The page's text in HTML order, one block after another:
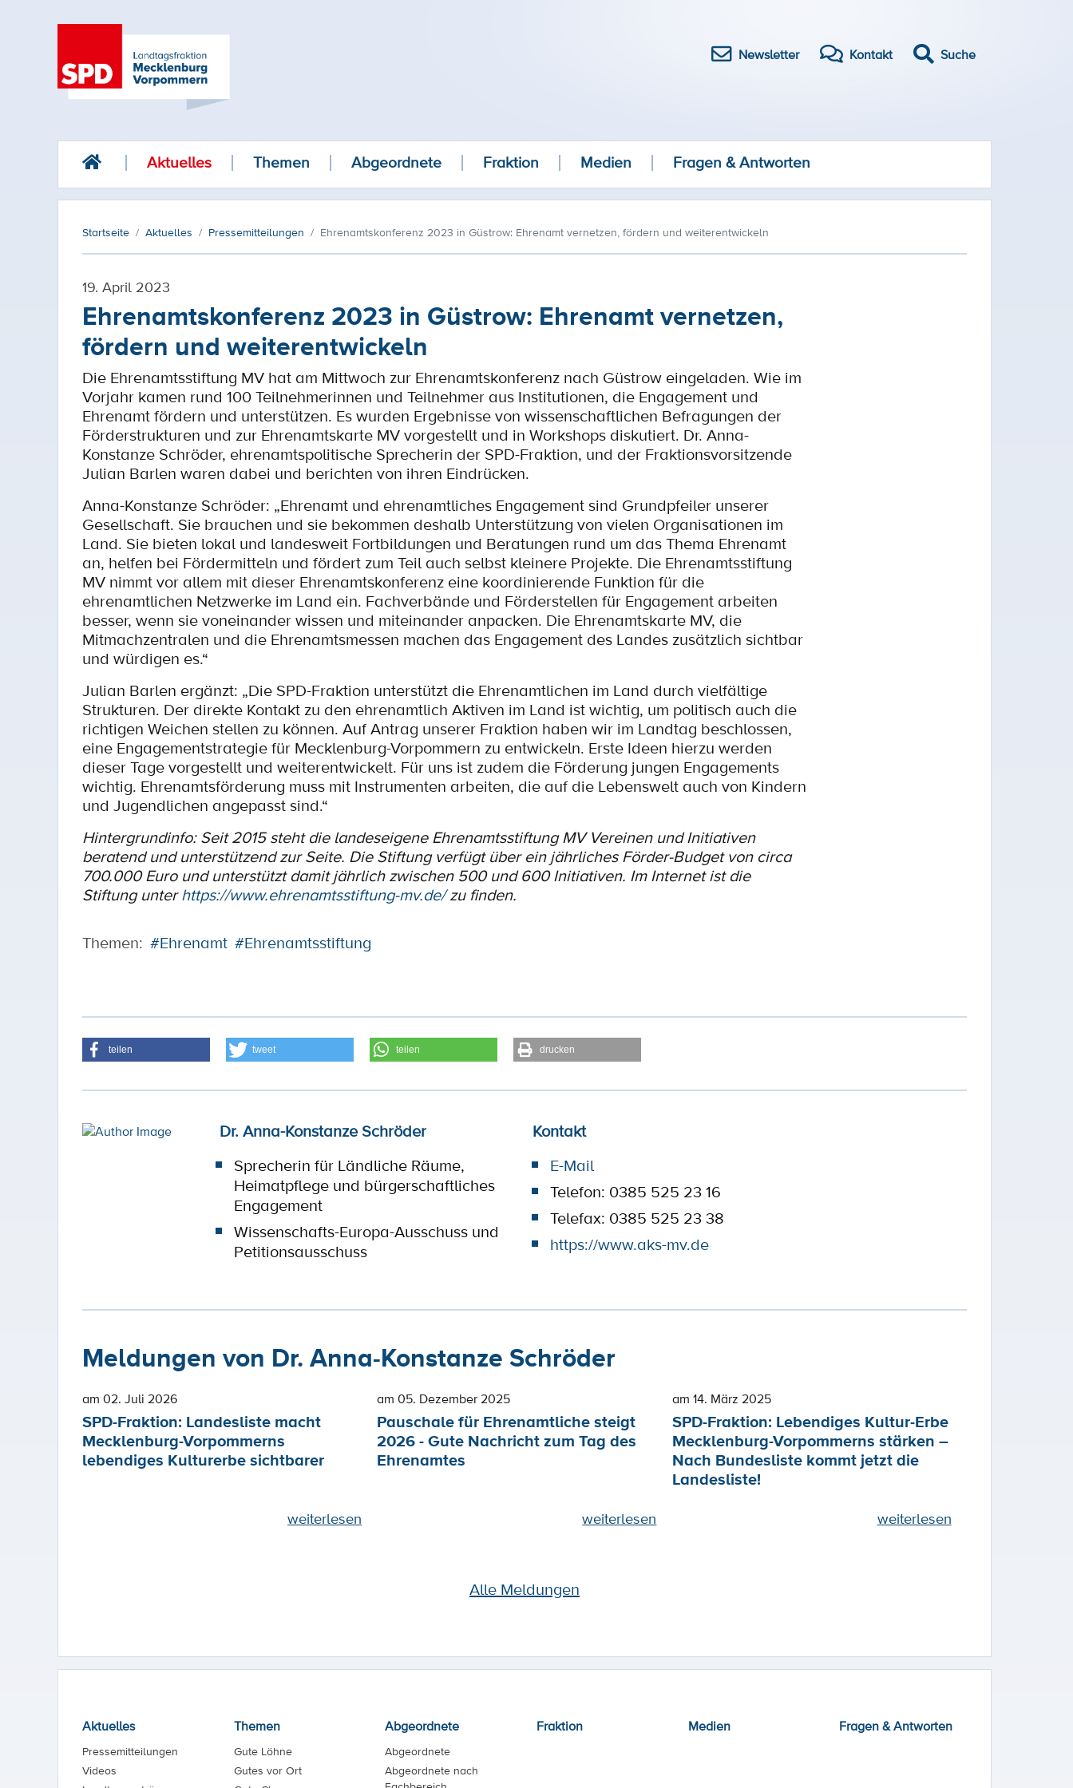
Newsletter Kontakt Suche
Aktuelles Themen Abgeordnete Fraktion Medien Fragen & Antworten
Startseite Aktuelles Pressemitteilungen Ehrenamtskonferenz 2023 in Güstrow: Ehrenamt vernetzen, fördern und weiterentwickeln
19. April 2023
Ehrenamtskonferenz 2023 in Güstrow: Ehrenamt vernetzen,
fördern und weiterentwickeln
Die Ehrenamtsstiftung MV hat am Mittwoch zur Ehrenamtskonferenz nach Güstrow eingeladen. Wie im
Vorjahr kamen rund 100 Teilnehmerinnen und Teilnehmer aus Institutionen, die Engagement und
Ehrenamt fördern und unterstützen. Es wurden Ergebnisse von wissenschaftlichen Befragungen der
Förderstrukturen und zur Ehrenamtskarte MV vorgestellt und in Workshops diskutiert. Dr. Anna-
Konstanze Schröder, ehrenamtspolitische Sprecherin der SPD-Fraktion, und der Fraktionsvorsitzende
Julian Barlen waren dabei und berichten von ihren Eindrücken.
Anna-Konstanze Schröder: „Ehrenamt und ehrenamtliches Engagement sind Grundpfeiler unserer
Gesellschaft. Sie brauchen und sie bekommen deshalb Unterstützung von vielen Organisationen im
Land. Sie bieten lokal und landesweit Fortbildungen und Beratungen rund um das Thema Ehrenamt
an, helfen bei Fördermitteln und fördert zum Teil auch selbst kleinere Projekte. Die Ehrenamtsstiftung
MV nimmt vor allem mit dieser Ehrenamtskonferenz eine koordinierende Funktion für die
ehrenamtlichen Netzwerke im Land ein. Fachverbände und Förderstellen für Engagement arbeiten
besser, wenn sie voneinander wissen und miteinander anpacken. Die Ehrenamtskarte MV, die
Mitmachzentralen und die Ehrenamtsmessen machen das Engagement des Landes zusätzlich sichtbar
und würdigen es.“
Julian Barlen ergänzt: „Die SPD-Fraktion unterstützt die Ehrenamtlichen im Land durch vielfältige
Strukturen. Der direkte Kontakt zu den ehrenamtlich Aktiven im Land ist wichtig, um politisch auch die
richtigen Weichen stellen zu können. Auf Antrag unserer Fraktion haben wir im Landtag beschlossen,
eine Engagementstrategie für Mecklenburg-Vorpommern zu entwickeln. Erste Ideen hierzu werden
dieser Tage vorgestellt und weiterentwickelt. Für uns ist zudem die Förderung jungen Engagements
wichtig. Ehrenamtsförderung muss mit Instrumenten arbeiten, die auf die Lebenswelt auch von Kindern
und Jugendlichen angepasst sind.“
Hintergrundinfo: Seit 2015 steht die landeseigene Ehrenamtsstiftung MV Vereinen und Initiativen
beratend und unterstützend zur Seite. Die Stiftung verfügt über ein jährliches Förder-Budget von circa
700.000 Euro und unterstützt damit jährlich zwischen 500 und 600 Initiativen. Im Internet ist die
Stiftung unterhttps://www.ehrenamtsstiftung-mv.de/zu finden.
Themen: #Ehrenamt #Ehrenamtsstiftung
teilen tweet teilen drucken
Dr. Anna-Konstanze Schröder
Kontakt
Sprecherin für Ländliche Räume,
Heimatpflege und bürgerschaftliches
Engagement
Wissenschafts-Europa-Ausschuss und
Petitionsausschuss
E-Mail
Telefon: 0385 525 23 16
Telefax: 0385 525 23 38
https://www.aks-mv.de
Meldungen von Dr. Anna-Konstanze Schröder
am 02. Juli 2026
SPD-Fraktion: Landesliste macht
Mecklenburg-Vorpommerns
lebendiges Kulturerbe sichtbarer
weiterlesen
am 05. Dezember 2025
Pauschale für Ehrenamtliche steigt
2026 - Gute Nachricht zum Tag des
Ehrenamtes
weiterlesen
am 14. März 2025
SPD-Fraktion: Lebendiges Kultur-Erbe
Mecklenburg-Vorpommerns stärken –
Nach Bundesliste kommt jetzt die
Landesliste!
weiterlesen
Alle Meldungen
Aktuelles
Pressemitteilungen
Videos
Themen
Gute Löhne
Gutes vor Ort
Abgeordnete
Abgeordnete
Abgeordnete nach
Fraktion Medien Fragen & Antworten